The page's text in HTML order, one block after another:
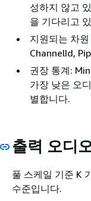
성하지 않고
을 기다리고
지원되는 차
ChannelId,
권장 통계:
가장 낮은 오
별합니다.
출력 오디
풀 스케일 기준 K
수준입니다.